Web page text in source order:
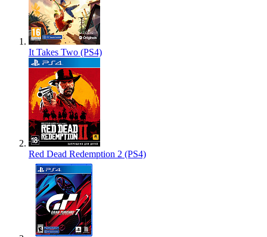
It Takes Two (PS4)
Red Dead Redemption 2 (PS4)